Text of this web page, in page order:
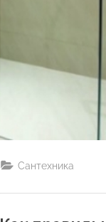
Сантехника